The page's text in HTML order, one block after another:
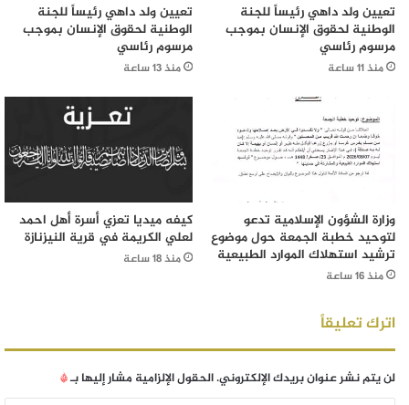
تعيين ولد داهي رئيساً للجنة
الوطنية لحقوق الإنسان بموجب
مرسوم رئاسي
منذ 11 ساعة
تعيين ولد داهي رئيساً للجنة
الوطنية لحقوق الإنسان بموجب
مرسوم رئاسي
منذ 13 ساعة
وزارة الشؤون الإسلامية تدعو
لتوحيد خطبة الجمعة حول موضوع
ترشيد استهلاك الموارد الطبيعية
منذ 16 ساعة
كيفه ميديا تعزي أسرة أهل احمد
لعلي الكريمة في قرية النيزنازة
منذ 18 ساعة
اترك تعليقاً
لن يتم نشر عنوان بريدك الإلكتروني.الحقول الإلزامية مشار إليها بـ*